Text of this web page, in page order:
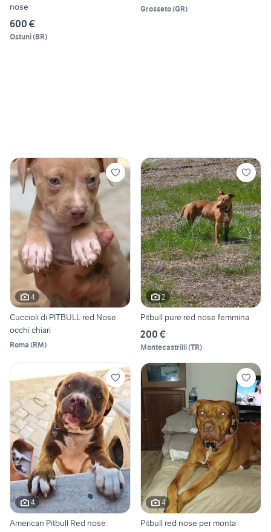
nose
600 €
Ostuni(BR)
Grosseto(GR)
4
Cuccioli di PITBULL red Nose
occhi chiari
Roma (RM)
2
Pitbull pure red nose femmina
200 €
Montecastrilli(TR)
4
American Pitbull Red nose
4
Pitbull red nose per monta